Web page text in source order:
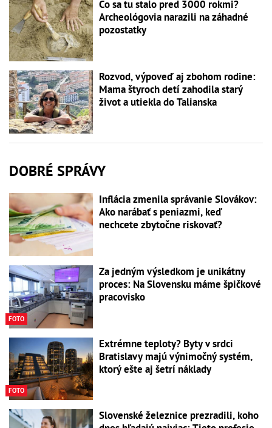
Čo sa tu stalo pred 3000 rokmi?
Archeológovia narazili na záhadné
pozostatky
Rozvod, výpoveď aj zbohom rodine:
Mama štyroch detí zahodila starý
život a utiekla do Talianska
DOBRÉ SPRÁVY
Inflácia zmenila správanie Slovákov:
Ako narábať s peniazmi, keď
nechcete zbytočne riskovať?
FOTO
Za jedným výsledkom je unikátny
proces: Na Slovensku máme špičkové
pracovisko
FOTO
Extrémne teploty? Byty v srdci
Bratislavy majú výnimočný systém,
ktorý ešte aj šetrí náklady
Slovenské železnice prezradili, koho